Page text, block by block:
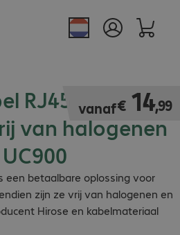
RJ45 S/FTP
van halogenen
een betaalbare oplossing voor
zijn ze vrij van halogenen en
Hirose en kabelmateriaal
vanaf€ 14,99
€ 14,99